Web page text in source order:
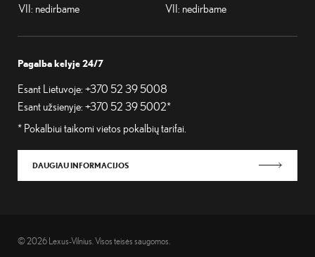
VII: nedirbame
VII: nedirbame
Pagalba kelyje 24/7
Esant Lietuvoje:+370 52 39 5008
Esant užsienyje:+370 52 39 5002*
* Pokalbiui taikomi vietos pokalbių tarifai.
DAUGIAU INFORMACIJOS
© 2026 Lexus-Vilnius. Visos teisės saugomos.